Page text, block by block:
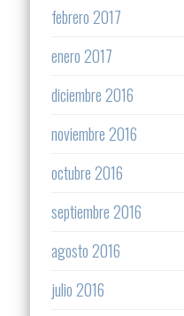
febrero 2017
enero 2017
diciembre 2016
noviembre 2016
octubre 2016
septiembre 2016
agosto 2016
julio 2016